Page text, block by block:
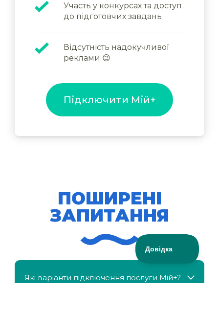
Участь у конкурсах та доступ
до підготовчих завдань
Відсутність надокучливої
реклами 😉
Підключити Мій+
ПОШИРЕНІ
ЗАПИТАННЯ
Які варіанти підключення послуги Мій+?